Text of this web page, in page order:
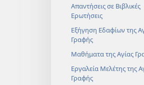
Απαντήσεις σε Βιβλικές
Ερωτήσεις
Εξήγηση Εδαφίων της
Γραφής
Μαθήματα της Αγίας
Εργαλεία Μελέτης της
Γραφής